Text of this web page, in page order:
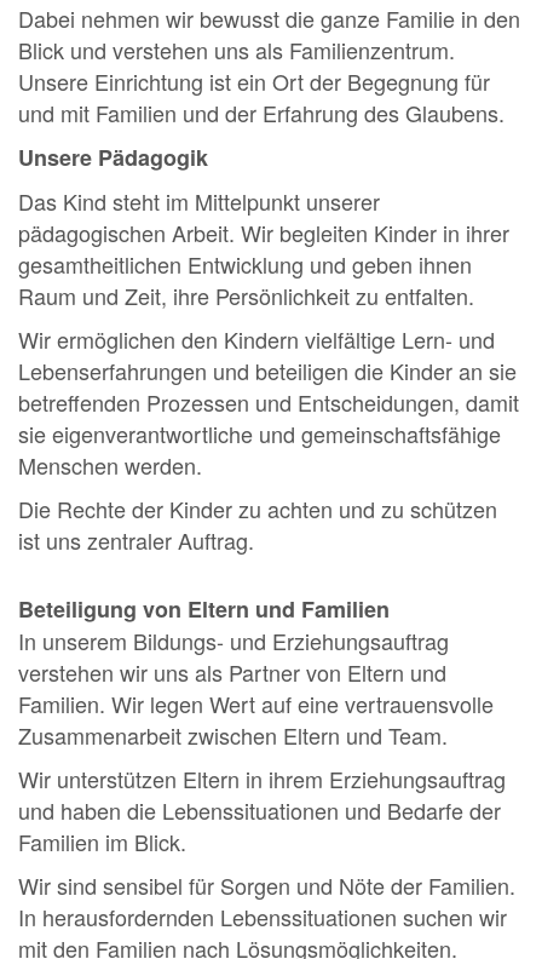
Dabei nehmen wir bewusst die ganze Familie in den
Blick und verstehen uns als Familienzentrum.
Unsere Einrichtung ist ein Ort der Begegnung für
und mit Familien und der Erfahrung des Glaubens.
Unsere Pädagogik
Das Kind steht im Mittelpunkt unserer
pädagogischen Arbeit. Wir begleiten Kinder in ihrer
gesamtheitlichen Entwicklung und geben ihnen
Raum und Zeit, ihre Persönlichkeit zu entfalten.
Wir ermöglichen den Kindern vielfältige Lern- und
Lebenserfahrungen und beteiligen die Kinder an sie
betreffenden Prozessen und Entscheidungen, damit
sie eigenverantwortliche und gemeinschaftsfähige
Menschen werden.
Die Rechte der Kinder zu achten und zu schützen
ist uns zentraler Auftrag.
Beteiligung von Eltern und Familien
In unserem Bildungs- und Erziehungsauftrag
verstehen wir uns als Partner von Eltern und
Familien. Wir legen Wert auf eine vertrauensvolle
Zusammenarbeit zwischen Eltern und Team.
Wir unterstützen Eltern in ihrem Erziehungsauftrag
und haben die Lebenssituationen und Bedarfe der
Familien im Blick.
Wir sind sensibel für Sorgen und Nöte der Familien.
In herausfordernden Lebenssituationen suchen wir
mit den Familien nach Lösungsmöglichkeiten.